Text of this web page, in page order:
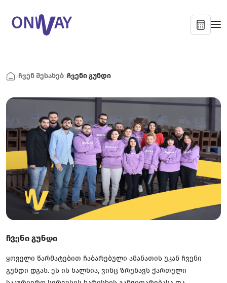
ჩვენ შესახებ ჩვენი გუნდი
ჩვენი გუნდი
ყოველი წარმატებით ჩაბარებული ამანათის უკან ჩვენი
გუნდი დგას. ეს ის ხალხია, ვინც ზრუნავს ქართული